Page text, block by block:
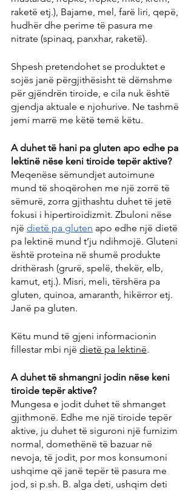
raketë etj.), Bajame, mel, farë liri, qepë,
hudhër dhe perime të pasura me
nitrate (spinaq, panxhar, raketë).
Shpesh pretendohet se produktet e
sojës janë përgjithësisht të dëmshme
për gjëndrën tiroide, e cila nuk është
gjendja aktuale e njohurive. Ne tashmë
jemi marrë me këtë temë këtu.
A duhet të hani pa gluten apo edhe pa
lektinë nëse keni tiroide tepër aktive?
Meqenëse sëmundjet autoimune
mund të shoqërohen me një zorrë të
sëmurë, zorra gjithashtu duhet të jetë
fokusi i hipertiroidizmit. Zbuloni nëse
një dietë pa gluten apo edhe një dietë
pa lektinë mund t’ju ​​ndihmojë. Gluteni
është proteina në shumë produkte
drithërash (grurë, spelë, thekër, elb,
kamut, etj.). Misri, meli, tërshëra pa
gluten, quinoa, amaranth, hikërror etj.
Janë pa gluten.
Këtu mund të gjeni informacionin
fillestar mbi një dietë pa lektinë.
A duhet të shmangni jodin nëse keni
tiroide tepër aktive?
Mungesa e jodit duhet të shmanget
gjithmonë. Edhe me një tiroide tepër
aktive, ju duhet të siguroni një furnizim
normal, domethënë të bazuar në
nevoja, të jodit, por mos konsumoni
ushqime që janë tepër të pasura me
jod, si p.sh. B. alga deti, ushqim deti